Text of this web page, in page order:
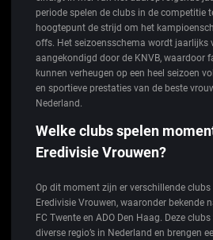
periode spelen de clubs in de competitie
hoogtepunt de strijd om het
offs. Het seizoensschema wordt jaarlijks
aangekondigd door de KNVB, waardoor
kunnen verheugen op een heel seizoen
en sportieve prestaties van de beste
Nederland.
Welke clubs spelen
Eredivisie Vrouwen?
Op dit moment zijn er verschillende
Eredivisie Vrouwen, waaronder bekende
FC Twente en ADO Den Haag. Deze
diverse regio’s in Nederland en brengen